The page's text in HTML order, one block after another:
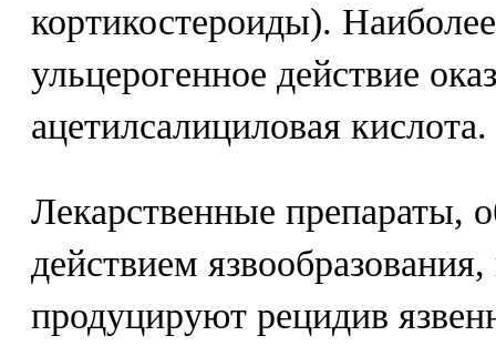
кортикостероиды).
ульцерогенное действие
ацетилсалициловая кислота.
Лекарственные препараты,
действием
продуцируют рецидив